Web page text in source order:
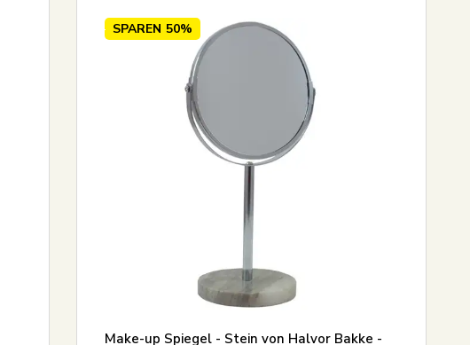
SPAREN 50%
Make-up Spiegel - Stein von Halvor Bakke -